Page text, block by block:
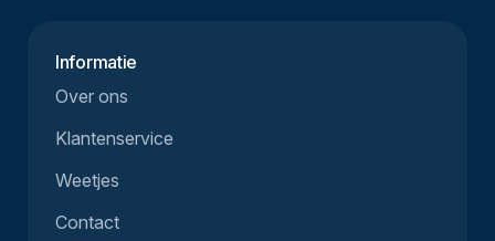
Informatie
Over ons
Klantenservice
Weetjes
Contact